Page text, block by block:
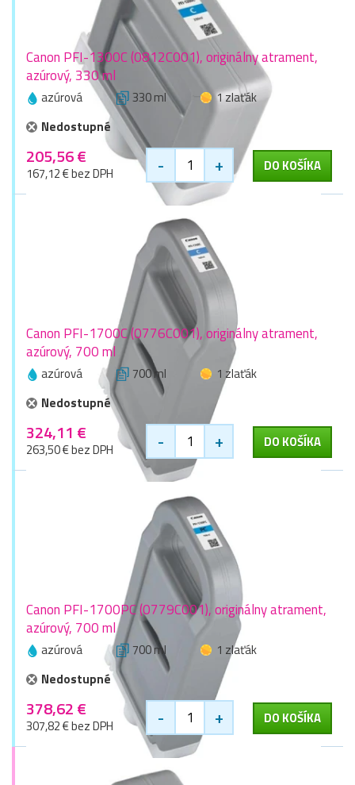
Canon PFI-1300C (0812C001), originálny atrament,
azúrový, 330 ml
azúrová 330 ml
1 zlaťák
Nedostupné
205,56 €
167,12 € bez DPH - + DO KOŠÍKA
Canon PFI-1700C (0776C001), originálny atrament,
azúrový, 700 ml
azúrová 700 ml
1 zlaťák
Nedostupné
324,11 €
263,50 € bez DPH - + DO KOŠÍKA
Canon PFI-1700PC (0779C001), originálny atrament,
azúrový, 700 ml
azúrová 700 ml
1 zlaťák
Nedostupné
378,62 €
307,82 € bez DPH - + DO KOŠÍKA